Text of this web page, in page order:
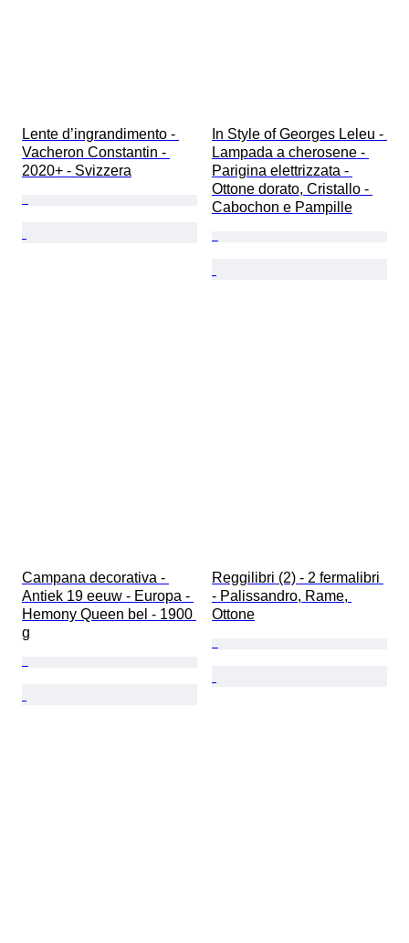
Lente d’ingrandimento -
Vacheron Constantin -
2020+ - Svizzera
In Style of Georges Leleu -
Lampada a cherosene -
Parigina elettrizzata -
Ottone dorato, Cristallo -
Cabochon e Pampille
Campana decorativa -
Antiek 19 eeuw - Europa -
Hemony Queen bel - 1900
g
Reggilibri (2) - 2 fermalibri
- Palissandro, Rame,
Ottone